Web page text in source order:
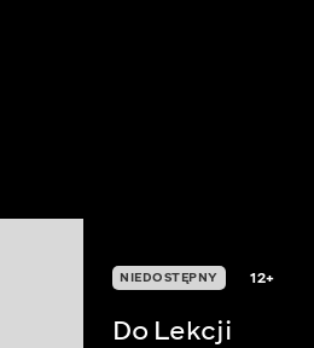
NIEDOSTĘPNY 12+
Do Lekcji